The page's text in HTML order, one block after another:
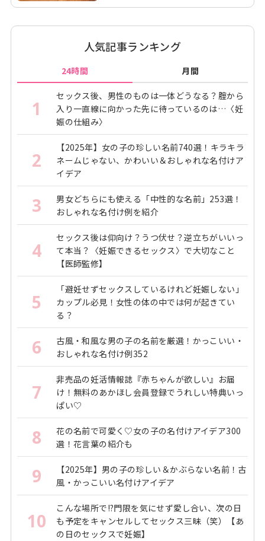
人気記事ランキング
24時間 月間
1
セックス後、男性のものは一体どうなる？腟から
入り一直線に向かった先に待っているのは…〈妊
娠の仕組み〉
2
【2025年】女の子の珍しい名前740選！キラキラ
ネームじゃない、かわいい＆おしゃれな名付けア
イデア
3
男女どちらにも使える「中性的な名前」253選！
おしゃれな名付け例を紹介
4
セックス後は仰向け？うつ伏せ？逆立ちがいいっ
て本当？〈妊娠できるセックス〉で大切なこと
【医師監修】
5
「避妊せずセックスしているけれど妊娠しない」
カップル必見！女性の体の中では何が起きてい
る？
6
古風・和風な男の子の名前を厳選！かっこいい・
おしゃれな名付け例352
7
非売品の妊活情報誌『赤ちゃんが欲しい』お届
け！無料のあかほし会員登録でうれしい特典いっ
ぱい♡
8
花の名前で可愛く♡女の子の名付けアイデア300
選！花言葉の紹介も
9
【2025年】男の子の珍しい＆かぶらない名前！古
風・かっこいい名付けアイデア
10
こんな場所で!?門限を気にせず愛し合い、次の日
も予定をキャンセルしてセックス三昧（笑）【あ
の日のセックスで妊娠】